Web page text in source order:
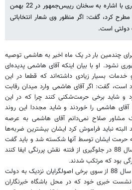
یک نامزد انتخابات ریاست جمهوری با اشاره به سخنان رییس‌جمهور در 22 بهمن
مطرح کرد، گفت: اگر منظور وی شعار انتخاباتی
دولتی است.
چندمین بار در یک ماه اخیر به هاشمی توصیه
نشود. او با بیان اینکه آقای هاشمی پدیده‌ای
بسیار زیادی داشته‌اند که قطعا در این
است، گفت: اگر آقای هاشمی وارد میدان رقابت
و شاید برخی حرمت‌شکنی کنند چرا که در این
هاشمی را خوردند و شاید مجددا این روند
مشاور صلاح نمی‌دانم آقای هاشمی به عرصه
نباید فراموش کرد ایشان بیشترین ضربه‌ها
که حرمت ایشان توسط آنها شکسته شد و باید گفت
که آقای هاشمی می‌توانستند در سال 88 در جلوگیری از فتنه نقش پررنگی ایفا کنند
بود که مرتکب شدند
محمدرضا باهنر که پس از اتفاقات سال 88 از سوی برخی اصولگرایان نزدیک به دولت
خبری خود که در محل باشگاه خبرنگاران